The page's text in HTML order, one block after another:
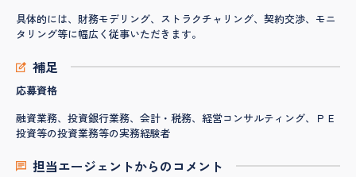
具体的には、財務モデリング、ストラクチャリング、契約交渉、モニ
タリング等に幅広く従事いただきます。
補足
応募資格
融資業務、投資銀行業務、会計・税務、経営コンサルティング、ＰＥ
投資等の投資業務等の実務経験者
担当エージェントからのコメント